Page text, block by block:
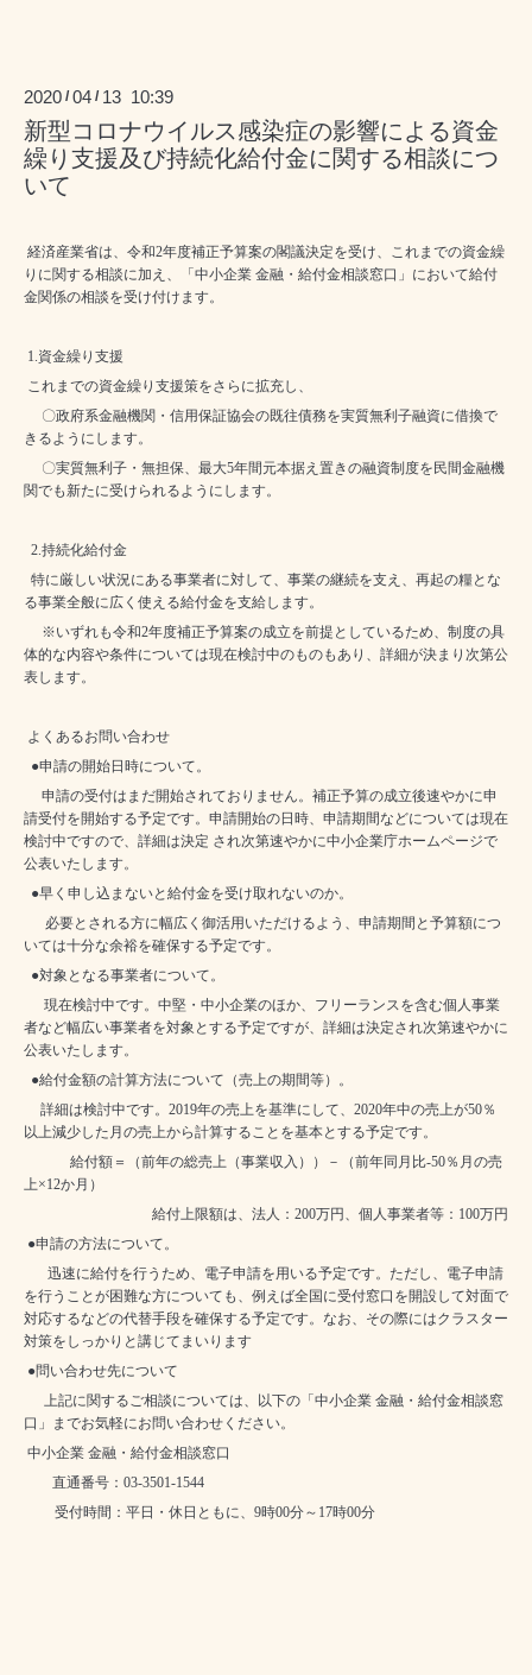
2020 /04 / 13 10:39
新型コロナウイルス感染症の影響による資金
繰り支援及び持続化給付金に関する相談につ
いて
経済産業省は、令和2年度補正予算案の閣議決定を受け、これまでの資金繰
りに関する相談に加え、「中小企業 金融・給付金相談窓口」において給付
金関係の相談を受け付けます。
1. 資金繰り支援
これまでの資金繰り支援策をさらに拡充し、
〇政府系金融機関・信用保証協会の既往債務を実質無利子融資に借換で
きるようにします。
〇実質無利子・無担保、最大5年間元本据え置きの融資制度を民間金融機
関でも新たに受けられるようにします。
2. 持続化給付金
特に厳しい状況にある事業者に対して、事業の継続を支え、再起の糧とな
る事業全般に広く使える給付金を支給します。
※いずれも令和2年度補正予算案の成立を前提としているため、制度の具
体的な内容や条件については現在検討中のものもあり、詳細が決まり次第公
表します。
よくあるお問い合わせ
●申請の開始日時について。
申請の受付はまだ開始されておりません。補正予算の成立後速やかに申
請受付を開始する予定です。申請開始の日時、申請期間などについては現在
検討中ですので、詳細は決定 され次第速やかに中小企業庁ホームページで
公表いたします。
●早く申し込まないと給付金を受け取れないのか。
必要とされる方に幅広く御活用いただけるよう、申請期間と予算額につ
いては十分な余裕を確保する予定です。
●対象となる事業者について。
現在検討中です。中堅・中小企業のほか、フリーランスを含む個人事業
者など幅広い事業者を対象とする予定ですが、詳細は決定され次第速やかに
公表いたします。
●給付金額の計算方法について（売上の期間等）。
詳細は検討中です。 2019年の売上を基準にして、 2020年中の売上が50％
以上減少した月の売上から計算することを基本とする予定です。
給付額＝（前年の総売上（事業収入））－（前年同月比-50％月の売
上×12か月）
給付上限額は、法人： 200万円、個人事業者等： 100万円
●申請の方法について。
迅速に給付を行うため、電子申請を用いる予定です。ただし、電子申請
を行うことが困難な方についても、例えば全国に受付窓口を開設して対面で
対応するなどの代替手段を確保する予定です。なお、その際にはクラスター
対策をしっかりと講じてまいります
●問い合わせ先について
上記に関するご相談については、以下の「中小企業 金融・給付金相談窓
口」までお気軽にお問い合わせください。
中小企業 金融・給付金相談窓口
直通番号： 03-3501-1544
受付時間：平日・休日ともに、 9時00分～ 17時00分